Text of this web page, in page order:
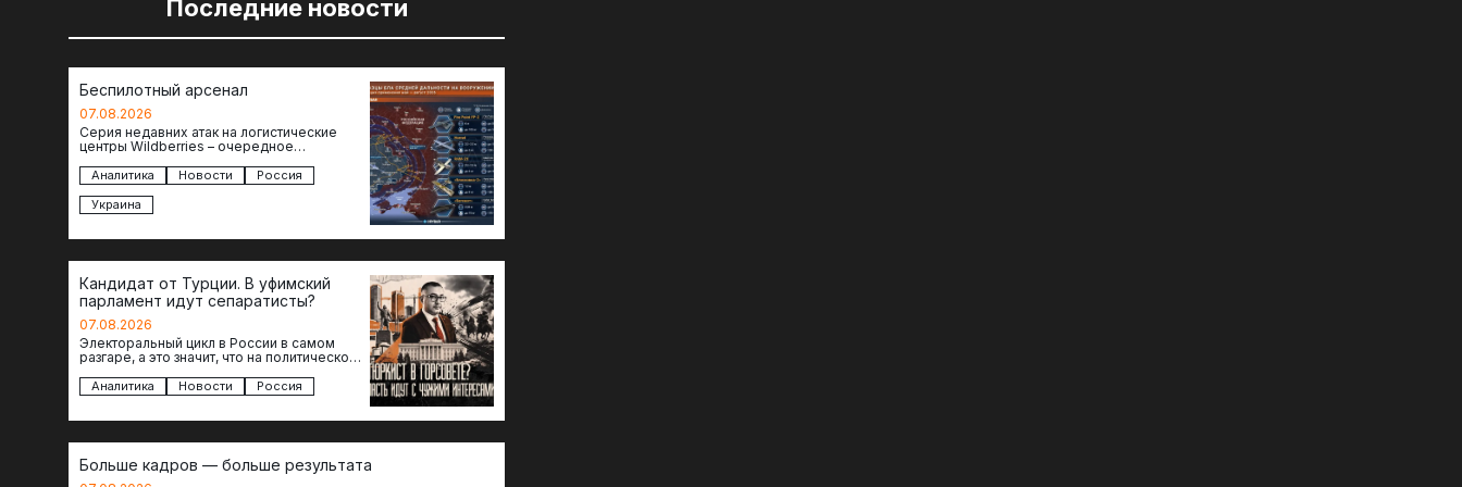
Последние новости
Беспилотный арсенал
07.08.2026
Серия недавних атак на логистические
центры Wildberries – очередное
российского тыла. И суть здесь даже не…
Аналитика Новости
Россия
Украина
Кандидат от Турции. В уфимский
парламент идут сепаратисты?
07.08.2026
Электоральный цикл в России в самом
разгаре, а это значит, что на политическое
сомнительной репутацией….
Аналитика Новости Россия
Больше кадров — больше результата